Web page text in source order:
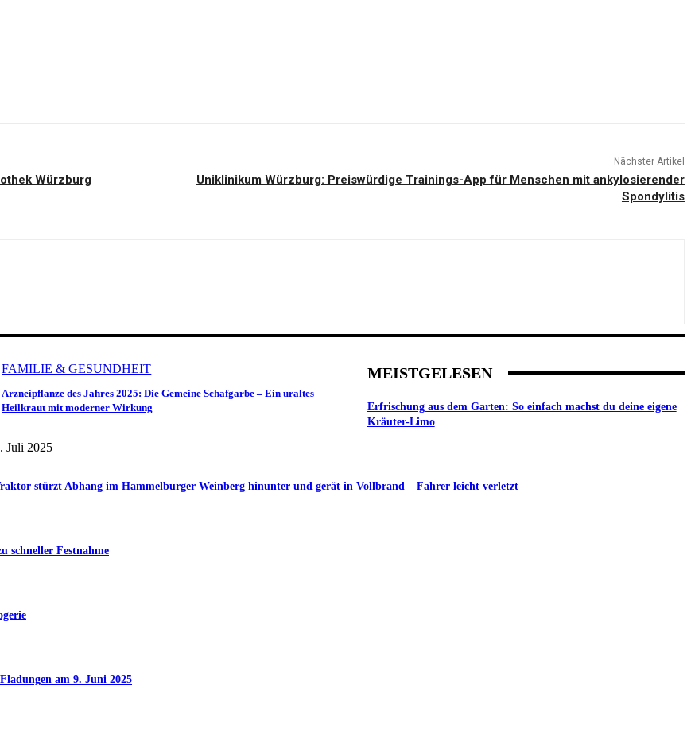
Würzburg
Nächster Artikel
Uniklinikum Würzburg: Preiswürdige Trainings-App für Menschen mit ankylosierender
Spondylitis
FAMILIE & GESUNDHEIT
Arzneipflanze des Jahres 2025: Die Gemeine Schafgarbe – Ein uraltes
Heilkraut mit moderner Wirkung
MEISTGELESEN
Erfrischung aus dem Garten: So einfach machst du deine eigene
Kräuter-Limo
Juli 2025
stürzt Abhang im Hammelburger Weinberg hinunter und gerät in Vollbrand – Fahrer leicht verletzt
schneller Festnahme
am 9. Juni 2025